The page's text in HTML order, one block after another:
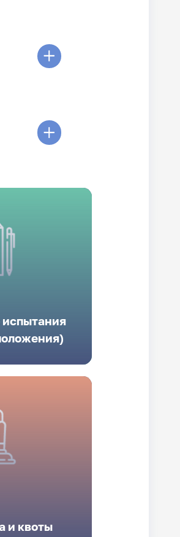
испытания
и квоты